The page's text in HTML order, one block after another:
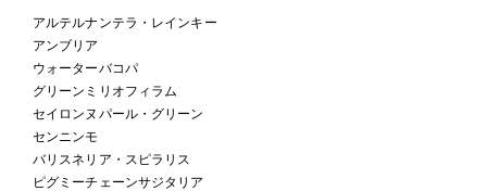
アルテルナンテラ・レインキー
アンブリア
ウォーターバコパ
グリーンミリオフィラム
セイロンヌパール・グリーン
センニンモ
バリスネリア・スピラリス
ピグミーチェーンサジタリア